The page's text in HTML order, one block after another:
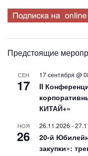
Предстоящие
СЕН
17
17 сентября @
II
КИТАЙ+»
НОЯ
26
26.11.2026 -
20-й
закупки»: